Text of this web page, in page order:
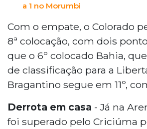
a 1 no Morumbi
Com o empate, o Colorado
8ª colocação, com dois
que o 6º colocado Bahia,
de classificação para a
Bragantino segue em 11º,
Derrota em casa - Já na
foi superado pelo Criciúma